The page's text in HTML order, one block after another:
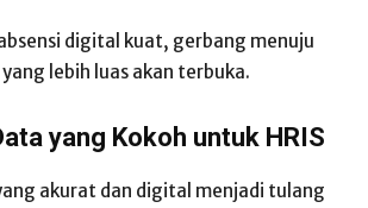
digital kuat, gerbang menuju
lebih luas akan terbuka.
yang Kokoh untuk HRIS
akurat dan digital menjadi tulang